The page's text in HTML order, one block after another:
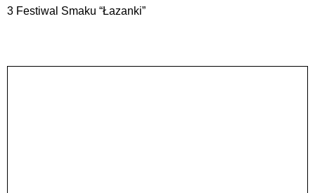
3 Festiwal Smaku “Łazanki”